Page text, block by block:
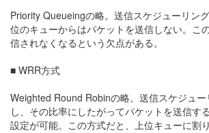
Priority Queueingの略。送信スケジューリン
位のキューからはパケットを送信しない。こ
信されなくなるという欠点がある。
■ WRR方式
Weighted Round Robinの略。送信スケジュ
し、その比率にしたがってパケットを送信
設定が可能。この方式だと、上位キューに割